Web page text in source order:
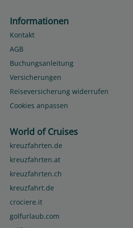
Informationen
Kontakt
AGB
Buchungsanleitung
Versicherungen
Reiseversicherung widerrufen
Cookies anpassen
World of Cruises
kreuzfahrten.de
kreuzfahrten.at
kreuzfahrten.ch
kreuzfahrt.de
crociere.it
golfurlaub.com